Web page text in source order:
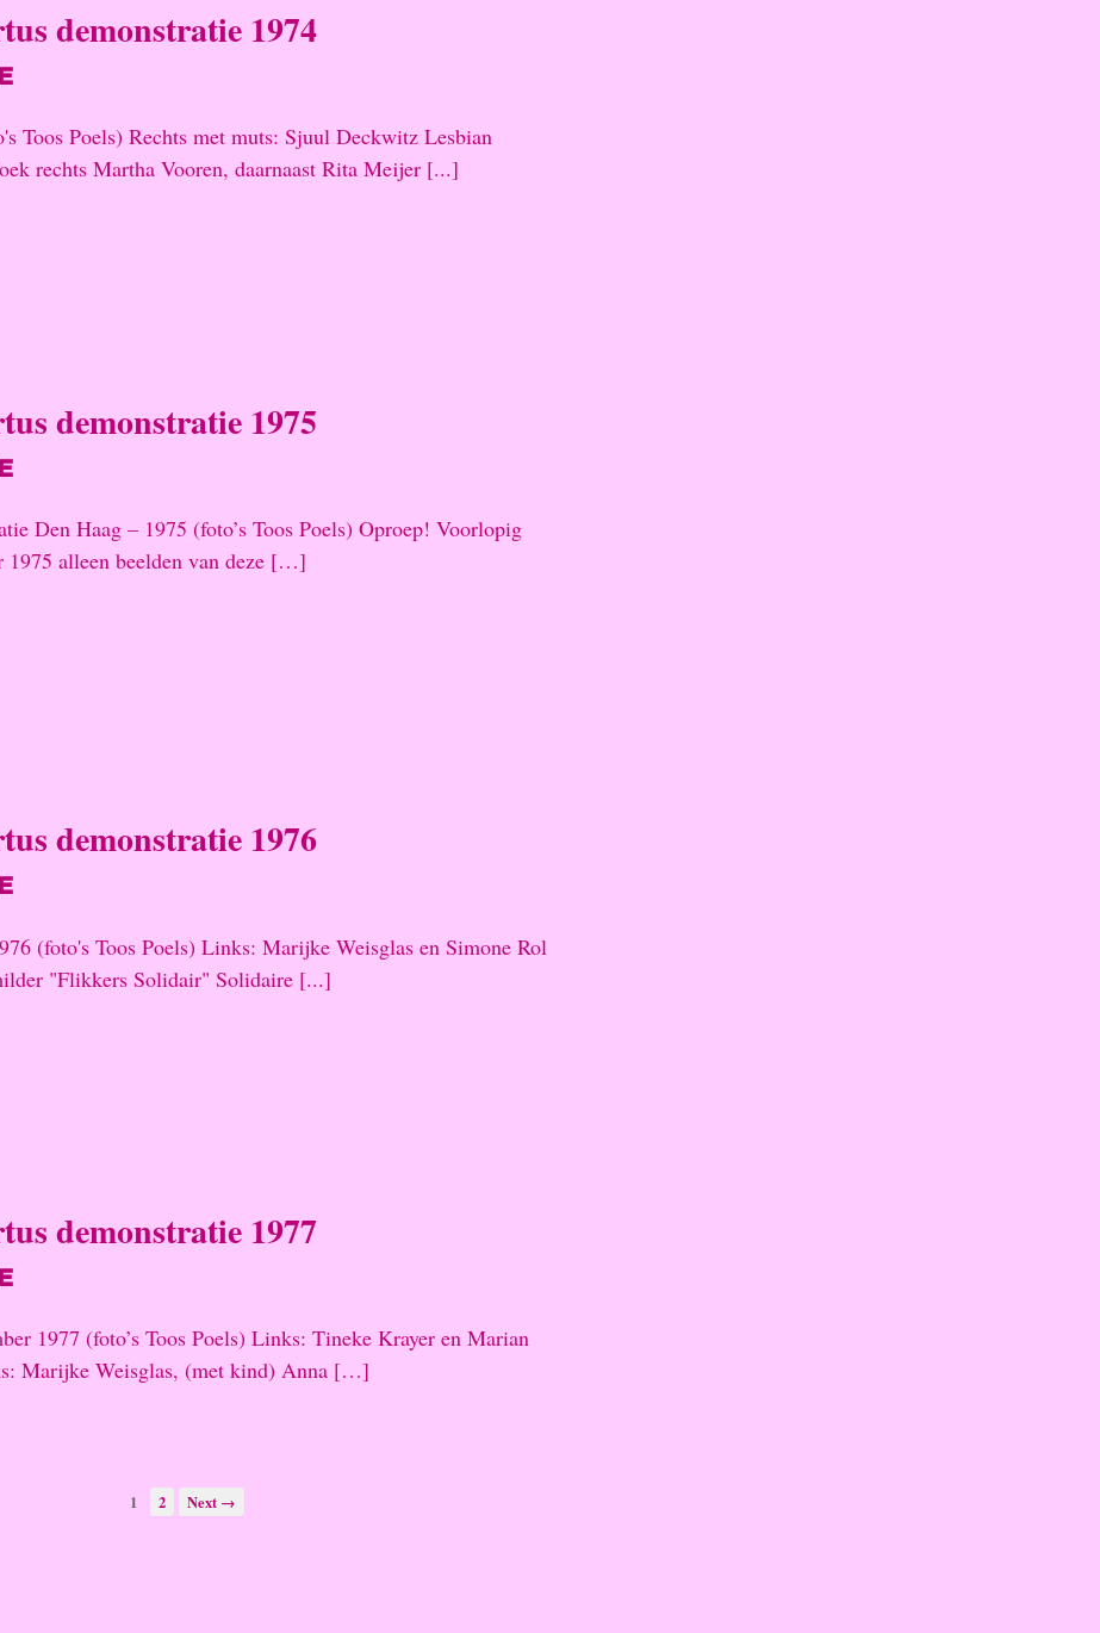
demonstratie 1974
Toos Poels) Rechts met muts: Sjuul Deckwitz Lesbian
rechts Martha Vooren, daarnaast Rita Meijer [...]
demonstratie 1975
Den Haag – 1975 (foto’s Toos Poels) Oproep! Voorlopig
1975 alleen beelden van deze […]
demonstratie 1976
(foto's Toos Poels) Links: Marijke Weisglas en Simone Rol
"Flikkers Solidair" Solidaire [...]
demonstratie 1977
1977 (foto’s Toos Poels) Links: Tineke Krayer en Marian
Marijke Weisglas, (met kind) Anna […]
1 2 Next →